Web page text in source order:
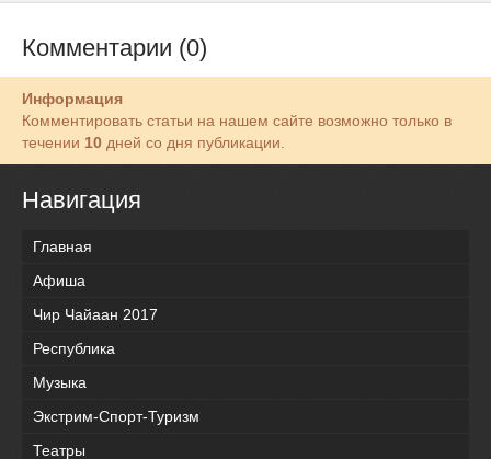
Комментарии (0)
Информация
Комментировать статьи на нашем сайте возможно только в
течении 10 дней со дня публикации.
Навигация
Главная
Афиша
Чир Чайаан 2017
Республика
Музыка
Экстрим-Спорт-Туризм
Театры